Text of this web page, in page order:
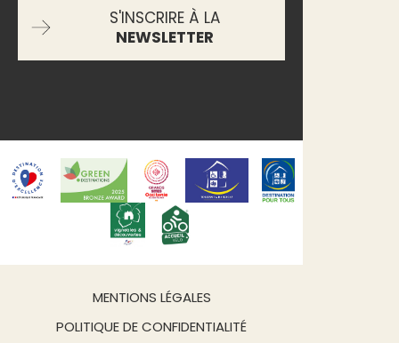
S'INSCRIRE À LA
NEWSLETTER
MENTIONS LÉGALES
POLITIQUE DE CONFIDENTIALITÉ